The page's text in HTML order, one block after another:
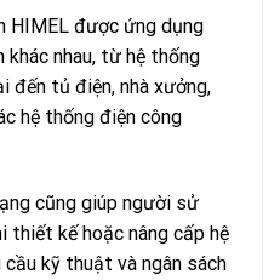
HIMEL được ứng dụng
nhau, từ hệ thống
đến tủ điện, nhà xưởng,
hệ thống điện công
cũng giúp người sử
thiết kế hoặc nâng cấp hệ
kỹ thuật và ngân sách